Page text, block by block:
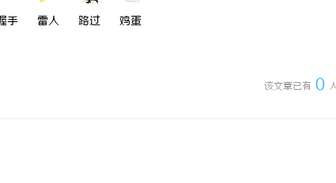
手 雷人 路过 鸡蛋
该文章已有 0